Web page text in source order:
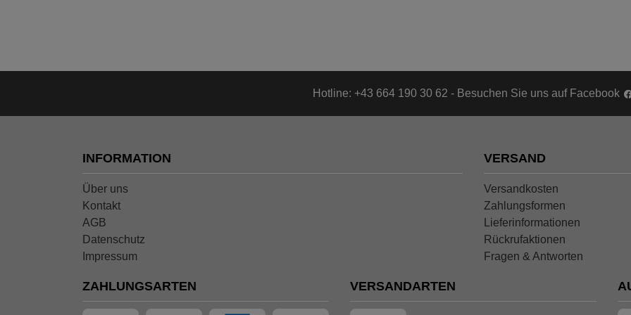
Hotline: +43 664 190 30 62 - Besuchen Sie uns auf Facebook
INFORMATION
Über uns
Kontakt
AGB
Datenschutz
Impressum
VERSAND
Versandkosten
Zahlungsformen
Lieferinformationen
Rückrufaktionen
Fragen & Antworten
ZAHLUNGSARTEN VERSANDARTEN